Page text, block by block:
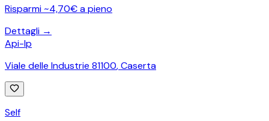
Risparmi ~4,70€ a pieno
Dettagli →
Api-Ip
Viale delle Industrie 81100,Caserta
Self